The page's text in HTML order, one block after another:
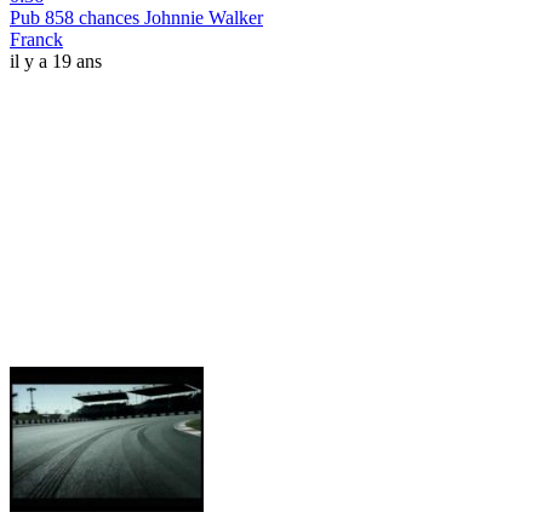
Pub 858 chances Johnnie Walker
Franck
il y a 19 ans